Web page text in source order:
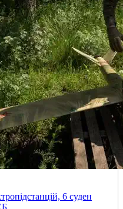
6 суден